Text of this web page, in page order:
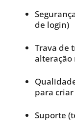
de login)
Trava de
alteração
para
Suporte